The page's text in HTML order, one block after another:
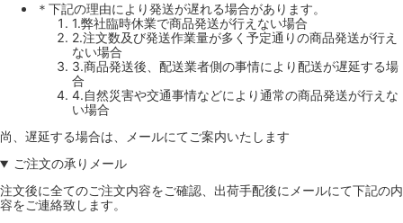
＊下記の理由により発送が遅れる場合があります。
1.弊社臨時休業で商品発送が行えない場合
2.注文数及び発送作業量が多く予定通りの商品発送が行え
ない場合
3.商品発送後、配送業者側の事情により配送が遅延する場
合
4.自然災害や交通事情などにより通常の商品発送が行えな
い場合
尚、遅延する場合は、メールにてご案内いたします
ご注文の承りメール
注文後に全てのご注文内容をご確認、出荷手配後にメールにて下記の内
容をご連絡致します。